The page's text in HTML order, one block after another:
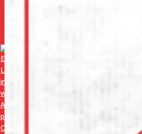
Log
in/klant
worden
Alle
producten
Onze